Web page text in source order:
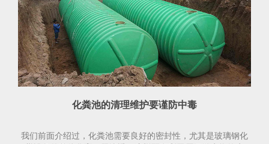
化粪池的清理维护要谨防中毒
我们前面介绍过，化粪池需要良好的密封性，尤其是玻璃钢化